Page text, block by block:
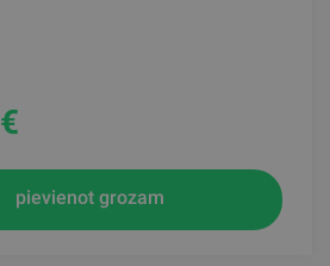
€
pievienot grozam